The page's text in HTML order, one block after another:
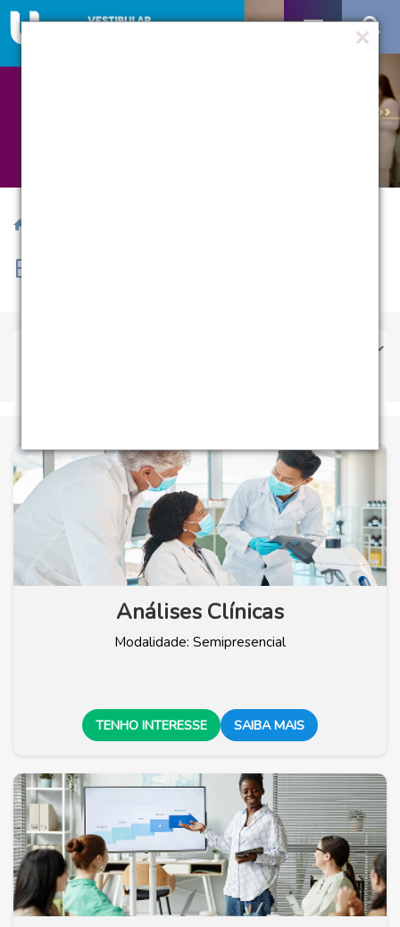
Especialização & MBA
Análises Clínicas
Modalidade: Semipresencial
TENHO INTERESSE SAIBA MAIS